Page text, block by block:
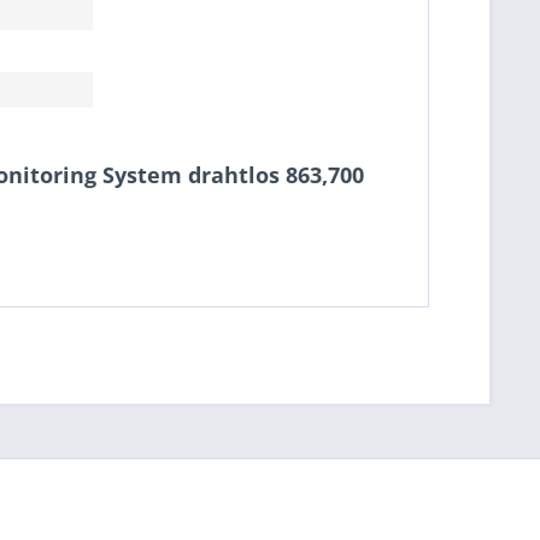
System drahtlos 863,700